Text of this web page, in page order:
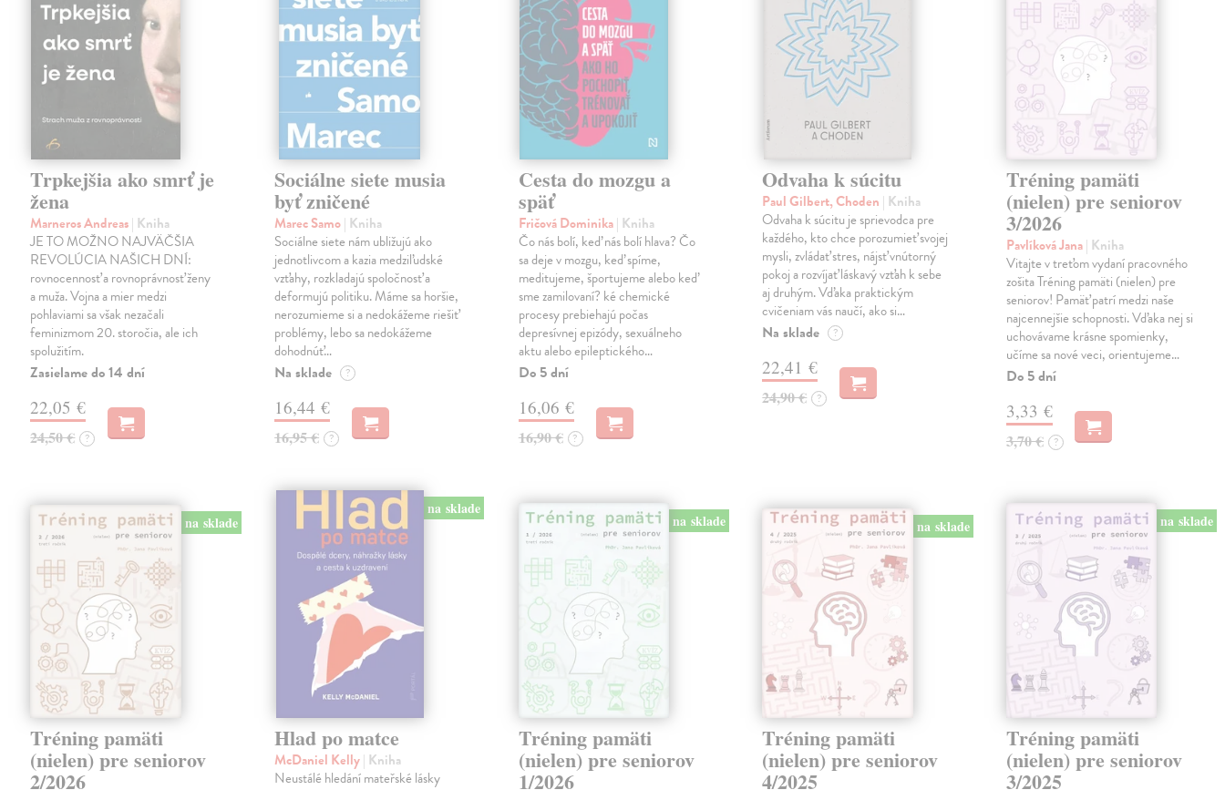
Trpkejšia ako smrť je
žena
Marneros Andreas| Kniha
JE TO MOŽNO NAJVÄČŠIA
REVOLÚCIA NAŠICH DNÍ:
rovnocennosť a rovnoprávnosť ženy
a muža. Vojna a mier medzi
pohlaviami sa však nezačali
feminizmom 20. storočia, ale ich
spolužitím.
Zasielame do 14 dní
22,05 €
24,50 € ?
Sociálne siete musia
byť zničené
Marec Samo| Kniha
Sociálne siete nám ubližujú ako
jednotlivcom a kazia medziľudské
vzťahy, rozkladajú spoločnosť a
deformujú politiku. Máme sa horšie,
nerozumieme si a nedokážeme riešiť
problémy, lebo sa nedokážeme
dohodnúť…
Na sklade ?
16,44 €
16,95 € ?
Cesta do mozgu a
späť
Fričová Dominika| Kniha
Čo nás bolí, keď nás bolí hlava? Čo
sa deje v mozgu, keď spíme,
meditujeme, športujeme alebo keď
sme zamilovaní? ké chemické
procesy prebiehajú počas
depresívnej epizódy, sexuálneho
aktu alebo epileptického…
Do 5 dní
16,06 €
16,90 € ?
Odvaha k súcitu
Paul Gilbert, Choden | Kniha
Odvaha k súcitu je sprievodca pre
každého, kto chce porozumieť svojej
mysli, zvládať stres, nájsť vnútorný
pokoj a rozvíjať láskavý vzťah k sebe
aj druhým. Vďaka praktickým
cvičeniam vás naučí, ako si…
Na sklade ?
22,41 €
24,90 € ?
Tréning pamäti
(nielen) pre seniorov
3/2026
Pavlíková Jana| Kniha
Vitajte v treťom vydaní pracovného
zošita Tréning pamäti (nielen) pre
seniorov! Pamäť patrí medzi naše
najcennejšie schopnosti. Vďaka nej si
uchovávame krásne spomienky,
učíme sa nové veci, orientujeme…
Do 5 dní
3,33 €
3,70 € ?
na sklade
Tréning pamäti
(nielen) pre seniorov
2/2026
na sklade
Hlad po matce
McDaniel Kelly| Kniha
Neustálé hledání mateřské lásky
na sklade
Tréning pamäti
(nielen) pre seniorov
1/2026
na sklade
Tréning pamäti
(nielen) pre seniorov
4/2025
na sklade
Tréning pamäti
(nielen) pre seniorov
3/2025